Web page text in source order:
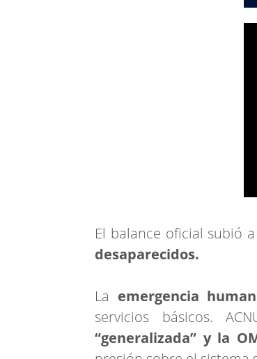
El balance oficial subió a
desaparecidos.
La emergencia
servicios básicos.
“generalizada” y la